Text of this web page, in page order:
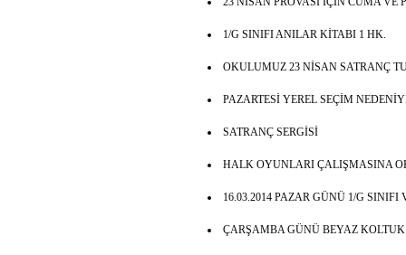
1/G SINIFI ANILAR KİTABI 1 HK.
OKULUMUZ 23 NİSAN SATRANÇ
PAZARTESİ YEREL SEÇİM
SATRANÇ SERGİSİ
HALK OYUNLARI ÇALIŞMASINA
16.03.2014 PAZAR GÜNÜ 1/G
ÇARŞAMBA GÜNÜ BEYAZ